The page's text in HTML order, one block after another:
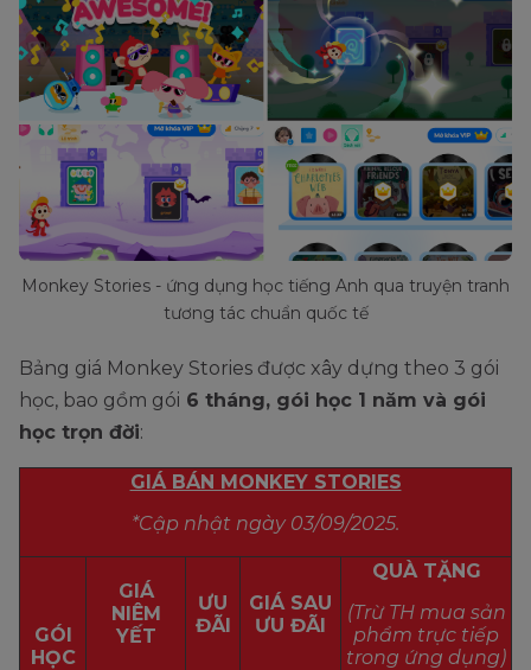
Monkey Stories - ứng dụng học tiếng Anh qua truyện tranh
tương tác chuẩn quốc tế
Bảng giá Monkey Stories được xây dựng theo 3 gói
học, bao gồm gói 6 tháng, gói học 1 năm và gói
học trọn đời:
GIÁ BÁN MONKEY STORIES
*Cập nhật ngày 03/09/2025.
GÓI
HỌC
GIÁ
NIÊM
YẾT
ƯU
ĐÃI
GIÁ SAU
ƯU ĐÃI
QUÀ TẶNG
(Trừ TH mua sản
phẩm trực tiếp
trong ứng dụng)